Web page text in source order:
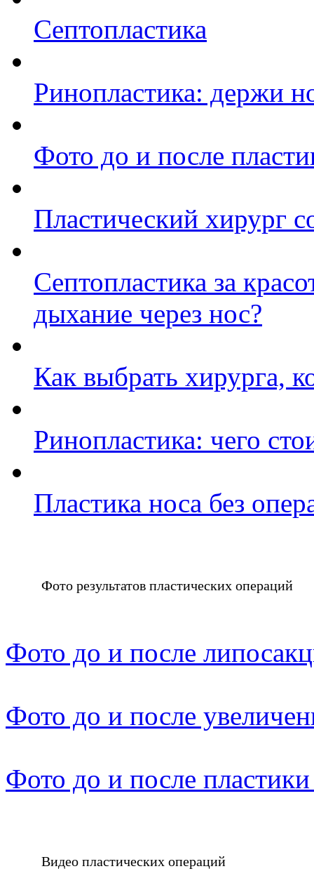
Септопластика
Ринопластика: держи
Фото до и после
Пластический хирург
Септопластика за
дыхание через нос?
Как выбрать хирурга,
Ринопластика: чего
Пластика носа без
Фото результатов пластических операций
Фото до и после
Фото до и после
Фото до и после
Видео пластических операций